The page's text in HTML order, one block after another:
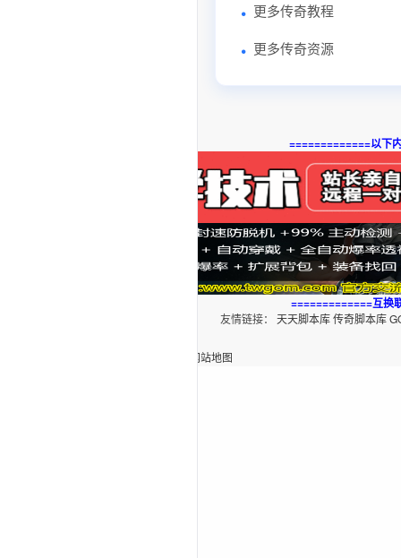
更多传奇教程
更多传奇资源
=============以下
=============互换
友情链接： 天天脚本库传奇脚本库
网站地图